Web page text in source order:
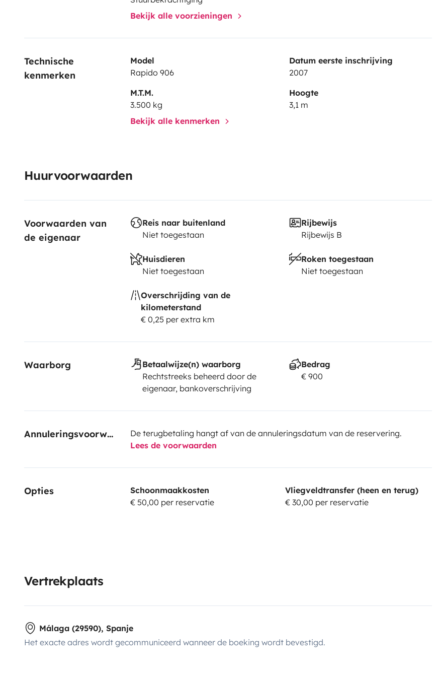
Bekijk alle voorzieningen
Technische
kenmerken
Model
Rapido 906
Datum eerste inschrijving
2007
M.T.M.
3.500 kg
Hoogte
3,1 m
Bekijk alle kenmerken
Huurvoorwaarden
Voorwaarden van
de eigenaar
Reis naar buitenland
Niet toegestaan
Rijbewijs
Rijbewijs B
Huisdieren
Niet toegestaan
Roken toegestaan
Niet toegestaan
Overschrijding van de
kilometerstand
€ 0,25 per extra km
Waarborg
Betaalwijze(n) waarborg
Rechtstreeks beheerd door de
eigenaar, bankoverschrijving
Bedrag
€ 900
Annuleringsvoorwaarden
De terugbetaling hangt af van de annuleringsdatum van de reservering.
Lees de voorwaarden
Opties
Schoonmaakkosten
€ 50,00 per reservatie
Vliegveldtransfer (heen en terug)
€ 30,00 per reservatie
Vertrekplaats
Málaga (29590), Spanje
Het exacte adres wordt gecommuniceerd wanneer de boeking wordt bevestigd.